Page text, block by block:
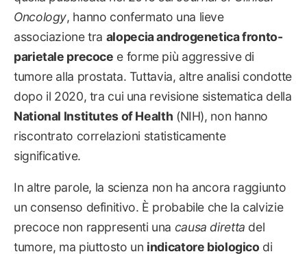
Oncology, hanno confermato una lieve
associazione tra alopecia androgenetica fronto-
parietale precoce e forme più aggressive di
tumore alla prostata. Tuttavia, altre analisi condotte
dopo il 2020, tra cui una revisione sistematica della
National Institutes of Health (NIH), non hanno
riscontrato correlazioni statisticamente
significative.
In altre parole, la scienza non ha ancora raggiunto
un consenso definitivo. È probabile che la calvizie
precoce non rappresenti una causa diretta del
tumore, ma piuttosto un indicatore biologico di